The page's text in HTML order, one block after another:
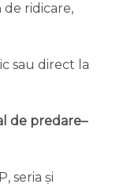
ridicare,
sau direct la
de predare–
seria și